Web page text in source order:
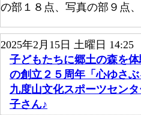
の部１８点、写真の部９点
2025年2月15日 土曜日 14:25
子どもたちに郷土の森を
の創立２５周年「心ゆさ
九度山文化スポーツセン
子さん♪